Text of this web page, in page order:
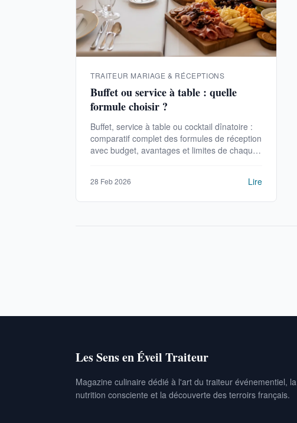
TRAITEUR MARIAGE & RÉCEPTIONS
Buffet ou service à table : quelle
formule choisir ?
Buffet, service à table ou cocktail dînatoire :
comparatif complet des formules de réception
avec budget, avantages et limites de chaque
28 Feb 2026 Lire
Les Sens en Éveil Traiteur
Magazine culinaire dédié à l'art du traiteur événementiel, la
nutrition consciente et la découverte des terroirs français.